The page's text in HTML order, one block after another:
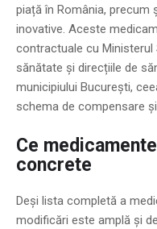
piață în România, precum
inovative. Aceste
contractuale cu Ministerul
sănătate și direcțiile de
municipiului București,
schema de compensare
Ce
concrete
Deși lista completă a
modificări este amplă și